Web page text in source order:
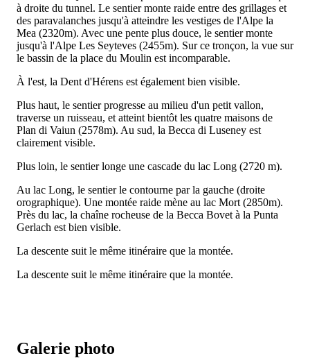
à droite du tunnel. Le sentier monte raide entre des grillages et
des paravalanches jusqu'à atteindre les vestiges de l'Alpe la
Mea (2320m). Avec une pente plus douce, le sentier monte
jusqu'à l'Alpe Les Seyteves (2455m). Sur ce tronçon, la vue sur
le bassin de la place du Moulin est incomparable.
À l'est, la Dent d'Hérens est également bien visible.
Plus haut, le sentier progresse au milieu d'un petit vallon,
traverse un ruisseau, et atteint bientôt les quatre maisons de
Plan di Vaiun (2578m). Au sud, la Becca di Luseney est
clairement visible.
Plus loin, le sentier longe une cascade du lac Long (2720 m).
Au lac Long, le sentier le contourne par la gauche (droite
orographique). Une montée raide mène au lac Mort (2850m).
Près du lac, la chaîne rocheuse de la Becca Bovet à la Punta
Gerlach est bien visible.
La descente suit le même itinéraire que la montée.
La descente suit le même itinéraire que la montée.
Galerie photo